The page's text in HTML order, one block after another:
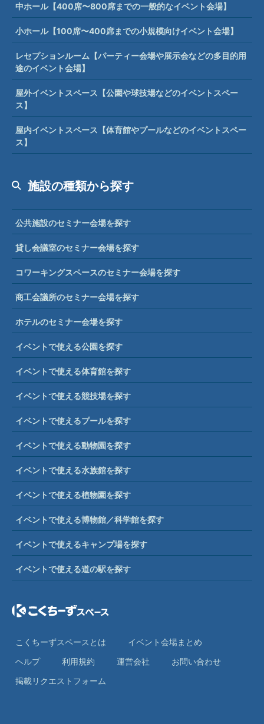
中ホール【400席〜800席までの一般的なイベント会場】
小ホール【100席〜400席までの小規模向けイベント会場】
レセプションルーム【パーティー会場や展示会などの多目的用
途のイベント会場】
屋外イベントスペース【公園や球技場などのイベントスペー
ス】
屋内イベントスペース【体育館やプールなどのイベントスペー
ス】
施設の種類から探す
公共施設のセミナー会場を探す
貸し会議室のセミナー会場を探す
コワーキングスペースのセミナー会場を探す
商工会議所のセミナー会場を探す
ホテルのセミナー会場を探す
イベントで使える公園を探す
イベントで使える体育館を探す
イベントで使える競技場を探す
イベントで使えるプールを探す
イベントで使える動物園を探す
イベントで使える水族館を探す
イベントで使える植物園を探す
イベントで使える博物館／科学館を探す
イベントで使えるキャンプ場を探す
イベントで使える道の駅を探す
こくちーずスペースとは
イベント会場まとめ
ヘルプ
利⽤規約 運営会社
お問い合わせ
掲載リクエストフォーム